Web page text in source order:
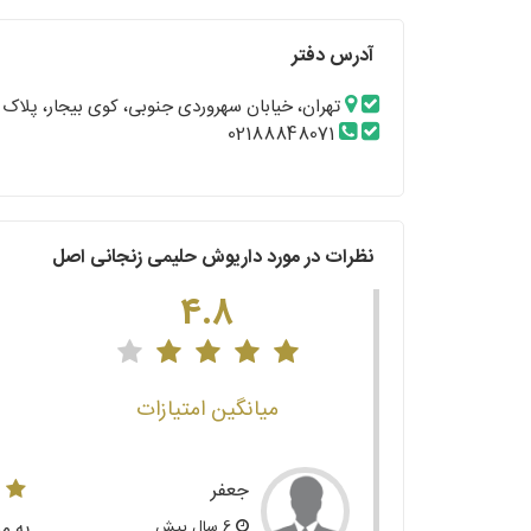
آدرس دفتر
تهران، خیابان سهروردی جنوبی، کوی بیجار، پلاک 10
02188848071
نظرات در مورد داریوش حلیمی زنجانی اصل
4.8
میانگین امتیازات
جعفر